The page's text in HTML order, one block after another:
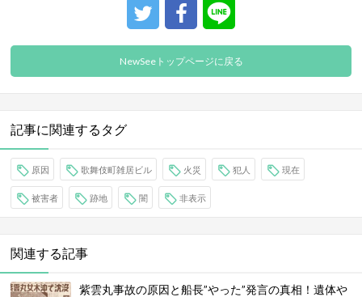
NewSeeトップページに戻る
記事に関連するタグ
原因 歌舞伎町雑居ビル 火災 犯人 現在
被害者 跡地 闇 非表示
関連する記事
紫雲丸事故の原因と船長”やった”発言の真相！遺体や